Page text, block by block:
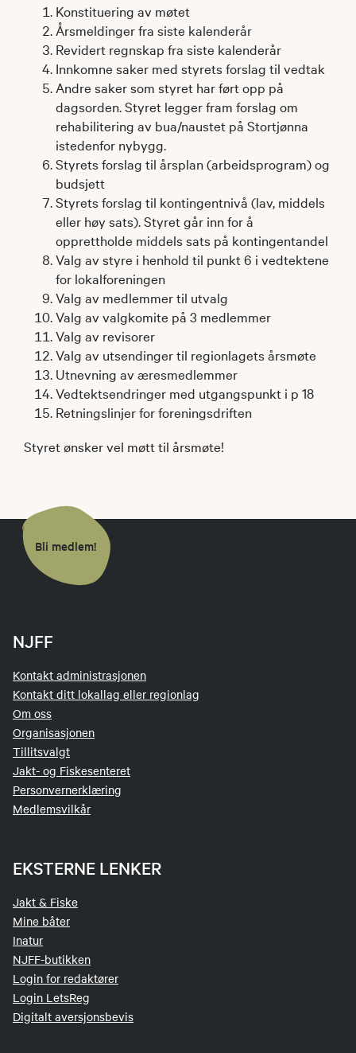
Konstituering av møtet
Årsmeldinger fra siste kalenderår
Revidert regnskap fra siste kalenderår
Innkomne saker med styrets forslag til vedtak
Andre saker som styret har ført opp på
dagsorden. Styret legger fram forslag om
rehabilitering av bua/naustet på Stortjønna
istedenfor nybygg.
Styrets forslag til årsplan (arbeidsprogram) og
budsjett
Styrets forslag til kontingentnivå (lav, middels
eller høy sats). Styret går inn for å
opprettholde middels sats på kontingentandel
Valg av styre i henhold til punkt 6 i vedtektene
for lokalforeningen
Valg av medlemmer til utvalg
Valg av valgkomite på 3 medlemmer
Valg av revisorer
Valg av utsendinger til regionlagets årsmøte
Utnevning av æresmedlemmer
Vedtektsendringer med utgangspunkt i p 18
Retningslinjer for foreningsdriften
Styret ønsker vel møtt til årsmøte!
Bli medlem!
NJFF
Kontakt administrasjonen
Kontakt ditt lokallag eller regionlag
Om oss
Organisasjonen
Tillitsvalgt
Jakt- og Fiskesenteret
Personvernerklæring
Medlemsvilkår
EKSTERNE LENKER
Jakt & Fiske
Mine båter
Inatur
NJFF-butikken
Login for redaktører
Login LetsReg
Digitalt aversjonsbevis